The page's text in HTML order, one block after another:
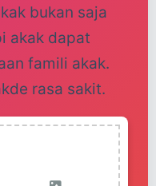
bukan saja
akak dapat
famili akak.
rasa sakit.